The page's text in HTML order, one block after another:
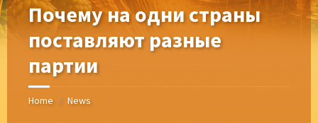
Почему на одни страны
поставляют разные
партии
Home / News